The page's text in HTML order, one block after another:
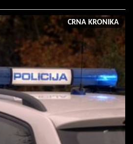
CRNA KRONIKA